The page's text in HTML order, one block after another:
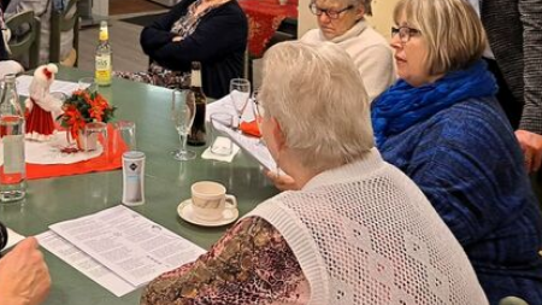
Datenschutzerklärung
Datenschutzerklärung